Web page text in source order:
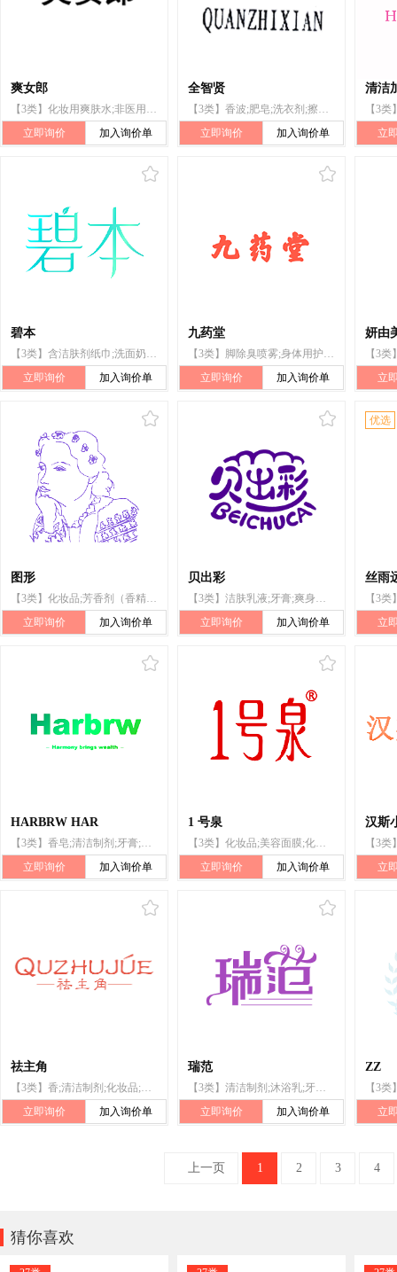
爽女郎
【3类】化妆用爽肤水;非医用个人私处清洗液;美容面膜;化妆品;香水;草本化妆品;沐浴乳;化妆洗液;个人清洁或祛味用阴道洗液;牙膏
立即询价
加入询价单
全智贤
【3类】香波;肥皂;洗衣剂;擦洗溶液;梳妆用品;花露水;香水;成套化妆用具;化妆品;牙膏
立即询价
加入询价单
清洁
立
碧本
【3类】含洁肤剂纸巾;洗面奶;洗发液;化妆棉;香精油;祛斑霜;沐浴露;化妆品;美容面膜;护肤用化妆剂
立即询价
加入询价单
九药堂
【3类】脚除臭喷雾;身体用护理膜;浴盐;洁肤霜（化妆品）;个人或动物用除臭剂;身体乳液;非医用漱口剂;非药物皮肤护理制剂;牙齿清洁制剂;洗手液
立即询价
加入询价单
妍由
立
图形
【3类】化妆品;芳香剂（香精油）;牙膏;个人卫生用口气清新剂;脱毛剂;洗发剂;护发素;皮肤清洁制剂;洗衣剂;清洁制剂;身体护理用化妆制剂
立即询价
加入询价单
贝出彩
【3类】洁肤乳液;牙膏;爽身粉;痱子粉;化妆品;香精油;沐浴乳;香皂;洗发液;香
立即询价
加入询价单
优选
丝雨
立
HARBRW HAR
【3类】香皂;清洁制剂;牙膏;洗发液;洁肤乳液;洗手液;洗衣剂;香精油;美容面膜;口红
立即询价
加入询价单
1 号泉
【3类】化妆品;美容面膜;化妆棉;香水;洗发液;浴液;洗衣剂;清洁制剂;牙膏;鞋油
立即询价
加入询价单
汉斯
立
祛主角
【3类】香;清洁制剂;化妆品;香水;香精油;香皂;口红;美容面膜;个人清洁或祛味用阴道洗液;祛斑霜
立即询价
加入询价单
瑞范
【3类】清洁制剂;沐浴乳;牙膏;爽肤水;香水;化妆品;美容面膜;香精油;洗面奶;香皂
立即询价
加入询价单
ZZ
立
上一页 1 2 3 4
猜你喜欢